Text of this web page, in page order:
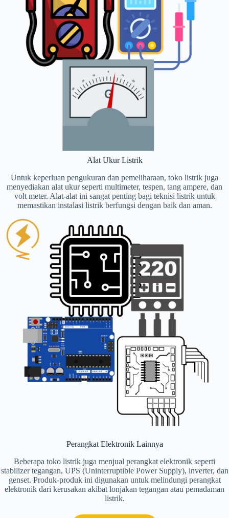
Alat Ukur Listrik
Untuk keperluan pengukuran dan pemeliharaan, toko listrik juga
menyediakan alat ukur seperti multimeter, tespen, tang ampere, dan
volt meter. Alat-alat ini sangat penting bagi teknisi listrik untuk
memastikan instalasi listrik berfungsi dengan baik dan aman.
Perangkat Elektronik Lainnya
Beberapa toko listrik juga menjual perangkat elektronik seperti
stabilizer tegangan, UPS (Uninterruptible Power Supply), inverter, dan
genset. Produk-produk ini digunakan untuk melindungi perangkat
elektronik dari kerusakan akibat lonjakan tegangan atau pemadaman
listrik.